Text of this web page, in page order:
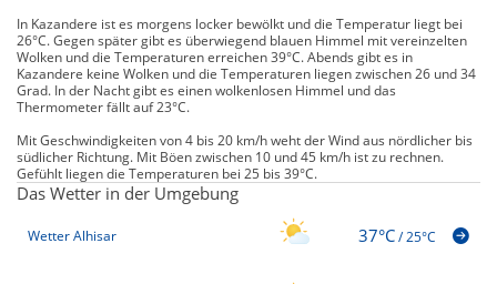
In Kazandere ist es morgens locker bewölkt und die Temperatur liegt bei
26°C. Gegen später gibt es überwiegend blauen Himmel mit vereinzelten
Wolken und die Temperaturen erreichen 39°C. Abends gibt es in
Kazandere keine Wolken und die Temperaturen liegen zwischen 26 und 34
Grad. In der Nacht gibt es einen wolkenlosen Himmel und das
Thermometer fällt auf 23°C.
Mit Geschwindigkeiten von 4 bis 20 km/h weht der Wind aus nördlicher bis
südlicher Richtung. Mit Böen zwischen 10 und 45 km/h ist zu rechnen.
Gefühlt liegen die Temperaturen bei 25 bis 39°C.
Das Wetter in der Umgebung
Wetter Alhisar 37°C/25°C